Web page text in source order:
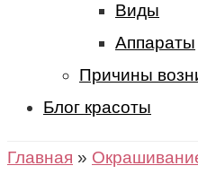
Виды
Аппараты
Причины
Блог красоты
Главная »